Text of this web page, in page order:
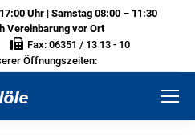
Uhr | Samstag 08:00 – 11:30
Vereinbarung vor Ort
Fax: 06351 / 13 13 - 10
Öffnungszeiten: